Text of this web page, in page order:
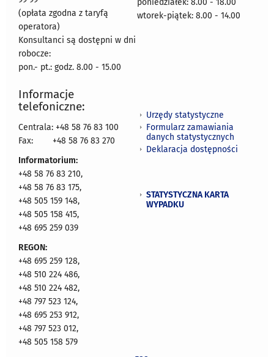
(opłata zgodna z taryfą
operatora)
Konsultanci są dostępni w dni
robocze:
pon.- pt.: godz. 8.00 - 15.00
poniedziałek: 8.00 - 18.00
wtorek-piątek: 8.00 - 14.00
Informacje
telefoniczne:
Centrala: +48 58 76 83 100
Fax:
+48 58 76 83 270
Informatorium:
+48 58 76 83 210,
+48 58 76 83 175,
+48 505 159 148,
+48 505 158 415,
+48 695 259 039
REGON:
+48 695 259 128,
+48 510 224 486,
+48 510 224 482,
+48 797 523 124,
+48 695 253 912,
+48 797 523 012,
+48 505 158 579
Urzędy statystyczne
Formularz zamawiania
danych statystycznych
Deklaracja dostępności
STATYSTYCZNA KARTA
WYPADKU